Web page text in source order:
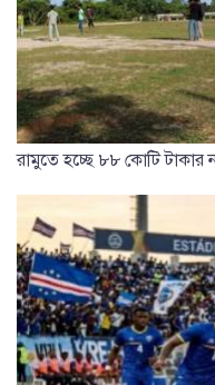
রামুতে হচ্ছে ৮৮ কোটি টাকার